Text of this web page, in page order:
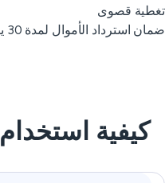
قصوى
استرداد الأموال لمدة 30 يومًا
كيفية استخدام Weibo مع VPN